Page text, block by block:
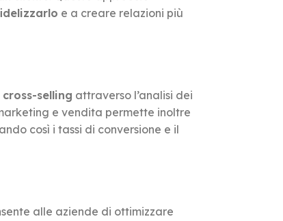
e a creare relazioni più
cross-selling attraverso l’analisi dei
e vendita permette inoltre
così i tassi di conversione e il
alle aziende di ottimizzare